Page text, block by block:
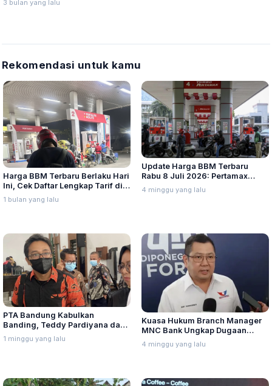
3 bulan yang lalu
Rekomendasi untuk kamu
Harga BBM Terbaru Berlaku Hari
Ini, Cek Daftar Lengkap Tarif di
Seluruh Indonesia
1 bulan yang lalu
Update Harga BBM Terbaru
Rabu 8 Juli 2026: Pertamax
Turbo, Dexlite, dan Pertamina
Dex Turun
4 minggu yang lalu
PTA Bandung Kabulkan
Banding, Teddy Pardiyana dan
Bintang Ditetapkan Ahli Waris
Lina Jubaedah
1 minggu yang lalu
Kuasa Hukum Branch Manager
MNC Bank Ungkap Dugaan
Penganiayaan oleh Hary Tanoe
di MNC Towe
4 minggu yang lalu